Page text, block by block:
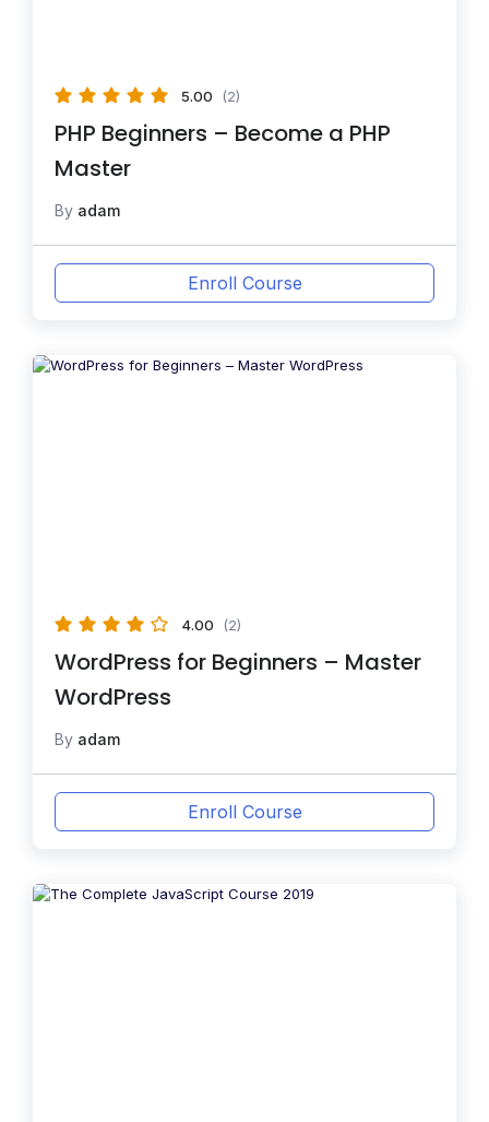
5.00 (2)
PHP Beginners – Become a PHP
Master
By adam
Enroll Course
4.00 (2)
WordPress for Beginners – Master
WordPress
By adam
Enroll Course